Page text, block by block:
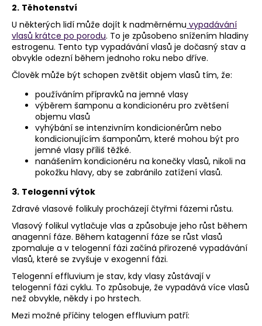
2. Těhotenství
U některých lidí může dojít k nadměrnému vypadávání
vlasů krátce po porodu. To je způsobeno snížením hladiny
estrogenu. Tento typ vypadávání vlasů je dočasný stav a
obvykle odezní během jednoho roku nebo dříve.
Člověk může být schopen zvětšit objem vlasů tím, že:
používáním přípravků na jemné vlasy
výběrem šamponu a kondicionéru pro zvětšení
objemu vlasů
vyhýbání se intenzivním kondicionérům nebo
kondicionujícím šamponům, které mohou být pro
jemné vlasy příliš těžké.
nanášením kondicionéru na konečky vlasů, nikoli na
pokožku hlavy, aby se zabránilo zatížení vlasů.
3. Telogenní výtok
Zdravé vlasové folikuly procházejí čtyřmi fázemi růstu.
Vlasový folikul vytlačuje vlas a způsobuje jeho růst během
anagenní fáze. Během katagenní fáze se růst vlasů
zpomaluje a v telogenní fázi začíná přirozené vypadávání
vlasů, které se zvyšuje v exogenní fázi.
Telogenní effluvium je stav, kdy vlasy zůstávají v
telogenní fázi cyklu. To způsobuje, že vypadává více vlasů
než obvykle, někdy i po hrstech.
Mezi možné příčiny telogen effluvium patří: